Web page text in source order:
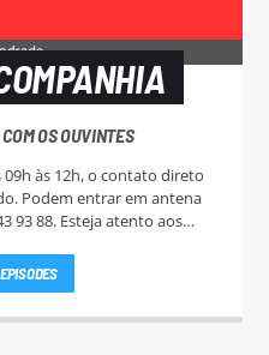
OS OUVINTES
09h às 12h, o contato direto
Podem entrar em antena
atento aos